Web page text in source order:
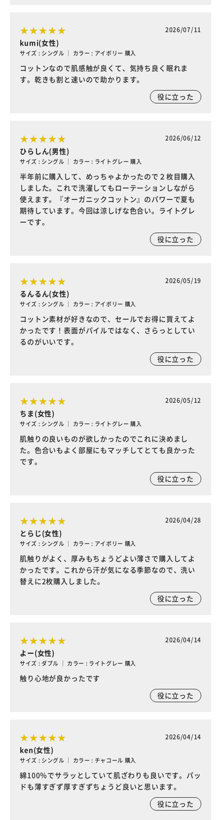
2026/07/11
kumi(女性)
サイズ : シングル ｜ カラー : アイボリー 購入
コットンなので肌感触が良くて、気持ち良く眠れま
す。乾きも割と速いので助かります。
役に立った
2026/06/12
ひらしん(男性)
サイズ : シングル ｜ カラー : ライトグレー 購入
半年前に購入して、めっちゃよかったので２枚目購入
しました。これで洗濯してもローテーションしながら
使えます。『オーガニックコットン』のパワーで夏も
期待しています。今回は涼しげな色合い。ライトグレ
ーです。
役に立った
2026/05/19
るんるん(女性)
サイズ : シングル ｜ カラー : アイボリー 購入
コットン素材が好きなので、セールでお得に買えてよ
かったです！表面がパイルではなく、さらっとしてい
るのがいいです。
役に立った
2026/05/12
ちま(女性)
サイズ : シングル ｜ カラー : ライトグレー 購入
肌触りの良いものが欲しかったのでこれに決めまし
た。色合いもよく部屋にもマッチしてとても良かった
です。
役に立った
2026/04/28
とらじ(女性)
サイズ : シングル ｜ カラー : アイボリー 購入
肌触りがよく、厚みもちょうどよい薄さで購入してよ
かったです。これから汗が気になる季節なので、洗い
替えに2枚購入しました。
役に立った
2026/04/14
よー(女性)
サイズ : ダブル ｜ カラー : ライトグレー 購入
触り心地が良かったです
役に立った
2026/04/14
ken(女性)
サイズ : シングル ｜ カラー : チャコール 購入
綿100％でサラッとしていて肌ざわりも良いです。パッ
ドも薄すぎず厚すぎずちょうど良いと思います。
役に立った